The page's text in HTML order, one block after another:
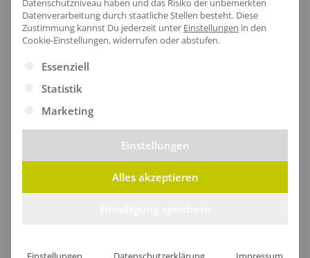
Lieferzeit
Datenschutzniveau haben und das Risiko der unbemerkten
Datenverarbeitung durch staatliche Stellen besteht. Diese
Zustimmung kannst Du jederzeit unter Einstellungen in den
Cookie-Einstellungen, widerrufen oder abstufen.
Es folgt eine Liste der Service-Gruppen, für die eine
Essenziell
Statistik
Marketing
Einstellungen
Alles akzeptieren